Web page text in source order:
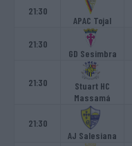
21:30
APAC Tojal
21:30
GD Sesimbra
21:30
Stuart HC
Massamá
21:30
AJ Salesiana